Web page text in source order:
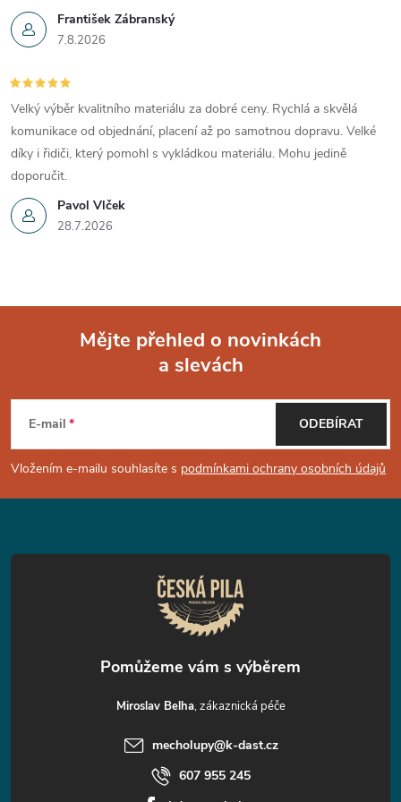
František Zábranský
7.8.2026
Pavol Vlček
28.7.2026
Velký výběr kvalitního materiálu za dobré ceny. Rychlá a skvělá
komunikace od objednání, placení až po samotnou dopravu. Velké
díky i řidiči, který pomohl s vykládkou materiálu. Mohu jedině
doporučit.
p
a
t
Mějte přehled o novinkách
a slevách
E-mail
Vložením e-mailu souhlasíte s podmínkami ochrany osobních údajů
ODEBÍRAT
Miroslav Belha
mecholupy@k-dast.cz
607 955 245